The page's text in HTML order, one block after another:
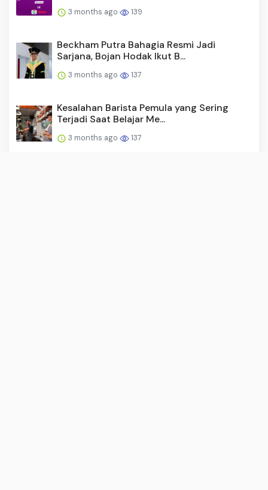
3 months ago 139
Beckham Putra Bahagia Resmi Jadi
Sarjana, Bojan Hodak Ikut B...
3 months ago 137
Kesalahan Barista Pemula yang Sering
Terjadi Saat Belajar Me...
3 months ago 137